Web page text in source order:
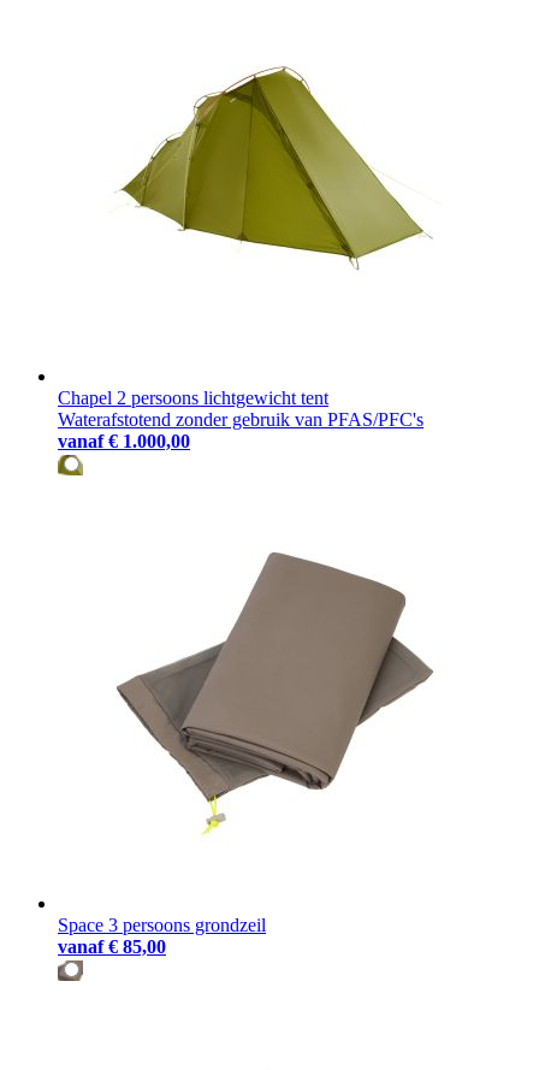
Chapel 2 persoons lichtgewicht tent
Waterafstotend zonder gebruik van PFAS/PFC's
vanaf € 1.000,00
Space 3 persoons grondzeil
vanaf € 85,00